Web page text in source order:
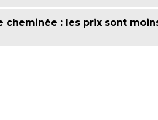
: les prix sont